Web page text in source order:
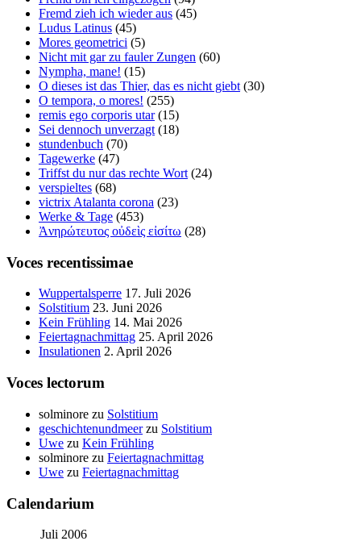
Fremd zieh ich wieder aus (45)
Ludus Latinus (45)
Mores geometrici (5)
Nicht mit gar zu fauler Zungen (60)
Nympha, mane! (15)
O dieses ist das Thier, das es nicht giebt (30)
O tempora, o mores! (255)
remis ego corporis utar(15)
Sei dennoch unverzagt (18)
stundenbuch (70)
Tagewerke (47)
Triffst du nur das rechte Wort (24)
verspieltes (68)
victrix Atalanta corona (23)
Werke & Tage (453)
Ἀνηρώτευτος οὐδεὶς εἰσίτω (28)
Voces recentissimae
Wuppertalsperre 17. Juli 2026
Solstitium 23. Juni 2026
Kein Frühling 14. Mai 2026
Feiertagnachmittag 25. April 2026
Insulationen 2. April 2026
Voces lectorum
solminore zu Solstitium
geschichtenundmeerzu Solstitium
Uwe zu Kein Frühling
solminore zu Feiertagnachmittag
Uwe zu Feiertagnachmittag
Calendarium
Juli 2006